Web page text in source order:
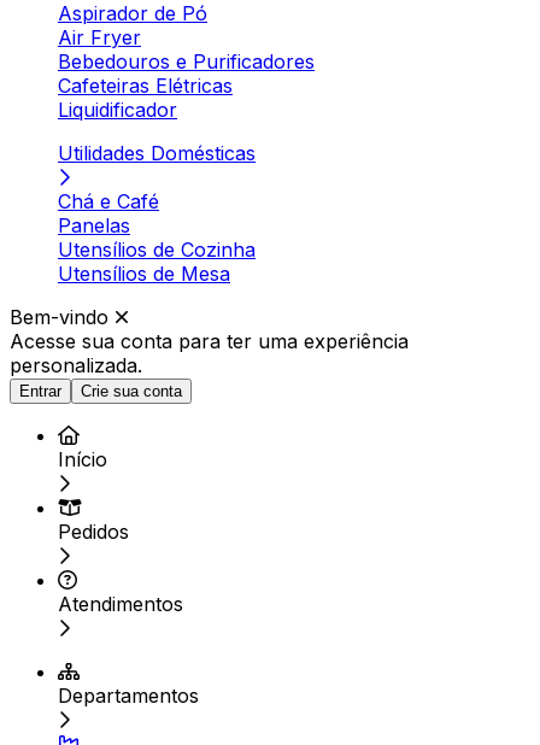
Aspirador de Pó
Air Fryer
Bebedouros e Purificadores
Cafeteiras Elétricas
Liquidificador
Utilidades Domésticas
Chá e Café
Panelas
Utensílios de Cozinha
Utensílios de Mesa
Bem-vindo
Acesse sua conta para ter uma experiência
personalizada.
Entrar Crie sua conta
Início
Pedidos
Atendimentos
Departamentos